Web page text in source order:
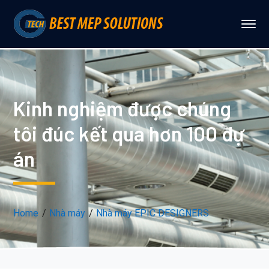
Kinh nghiệm được chúng
tôi đúc kết qua hơn 100 dự
án
Home Nhà máy Nhà máy EPIC DESIGNERS